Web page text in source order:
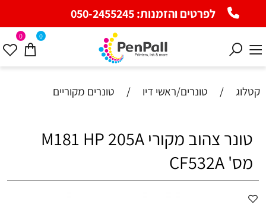
לפרטים והזמנות:050-2455245
0 0
קטלוג / טונרים/ראשי דיו / טונרים מקוריים
טונר צהוב מקורי M181 HP 205A
מס' CF532A